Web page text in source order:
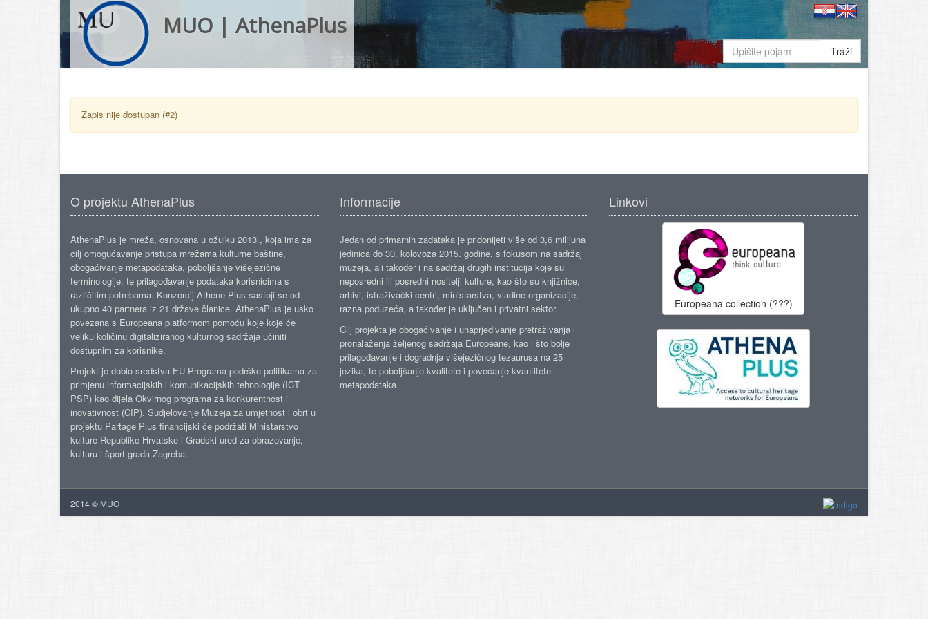
MUO | AthenaPlus
Traži
Zapis nije dostupan (#2)
O projektu AthenaPlus
AthenaPlus je mreža, osnovana u ožujku 2013., koja ima za
cilj omogućavanje pristupa mrežama kulturne baštine,
obogaćivanje metapodataka, poboljšanje višejezične
terminologije, te prilagođavanje podataka korisnicima s
različitim potrebama. Konzorcij Athene Plus sastoji se od
ukupno 40 partnera iz 21 države članice. AthenaPlus je usko
povezana s Europeana platformom pomoću koje koje će
veliku količinu digitaliziranog kulturnog sadržaja učiniti
dostupnim za korisnike.
Projekt je dobio sredstva EU Programa podrške politikama za
primjenu informacijskih i komunikacijskih tehnologije (ICT
PSP) kao dijela Okvirnog programa za konkurentnost i
inovativnost (CIP). Sudjelovanje Muzeja za umjetnost i obrt u
projektu Partage Plus financijski će podržati Ministarstvo
kulture Republike Hrvatske i Gradski ured za obrazovanje,
kulturu i šport grada Zagreba.
Informacije
Jedan od primarnih zadataka je pridonijeti više od 3,6 milijuna
jedinica do 30. kolovoza 2015. godine, s fokusom na sadržaj
muzeja, ali također i na sadržaj drugih institucija koje su
neposredni ili posredni nositelji kulture, kao što su knjižnice,
arhivi, istraživački centri, ministarstva, vladine organizacije,
razna poduzeća, a također je uključen i privatni sektor.
Cilj projekta je obogaćivanje i unaprjeđivanje pretraživanja i
pronalaženja željenog sadržaja Europeane, kao i što bolje
prilagođavanje i dogradnja višejezičnog tezaurusa na 25
jezika, te poboljšanje kvalitete i povećanje kvantitete
metapodataka.
Linkovi
Europeana collection (???)
2014 © MUO